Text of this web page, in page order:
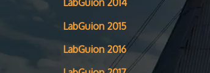
LabGuion 2014
LabGuion 2015
LabGuion 2016